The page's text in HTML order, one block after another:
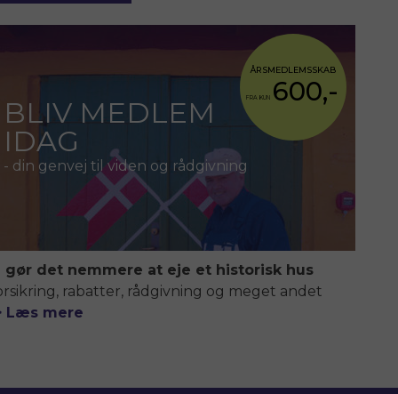
BLIV MEDLEM
IDAG
- din genvej til viden og rådgivning
ÅRSMEDLEMSSKAB
FRA KUN 600,-
gør det nemmere at eje et historisk hus
rabatter, rådgivning og meget andet
Læs mere